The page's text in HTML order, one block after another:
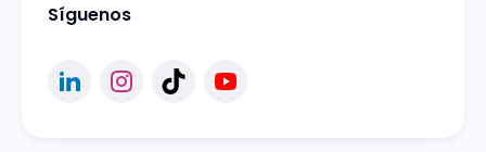
Síguenos